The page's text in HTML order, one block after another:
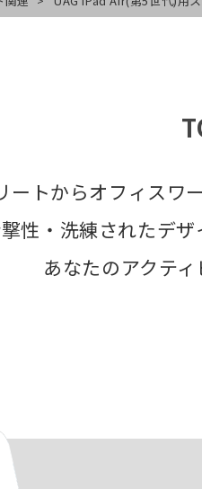
ートからオフィスワ
性・洗練されたデ
あなたのアクティ